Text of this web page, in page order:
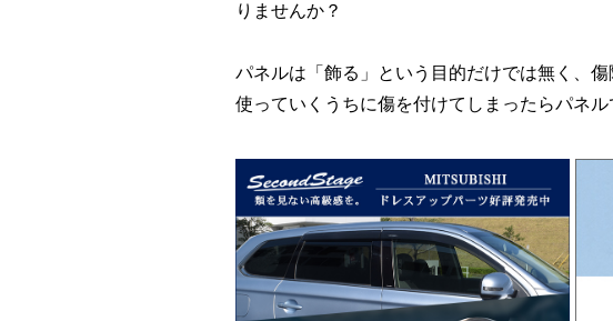
りませんか？
パネルは「飾る」という目的だけでは無く、傷
使っていくうちに傷を付けてしまったらパネ